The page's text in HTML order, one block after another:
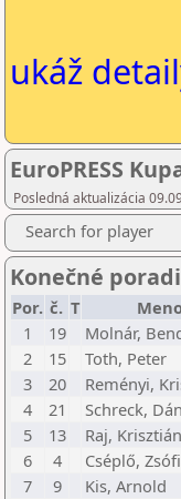
ukáž
EuroPRESS
Posledná aktualizácia
Search for player
Konečné
Por. č. T
1
19 Molnár,
2
15 Toth, Peter
3
20 Reményi,
4
21 Schreck,
5
13 Raj, Krisztián
6
4 Cséplő,
7
9 Kis, Arnold